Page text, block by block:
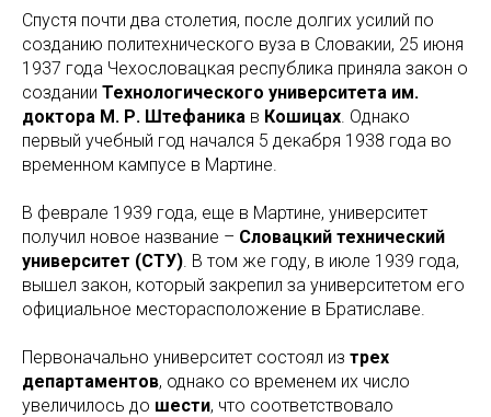
Спустя почти два столетия, после долгих усилий по
созданию политехнического вуза в Словакии, 25 июня
1937 года Чехословацкая республика приняла закон о
создании Технологического университета им.
доктора М. Р. Штефаника в Кошицах. Однако
первый учебный год начался 5 декабря 1938 года во
временном кампусе в Мартине.
В феврале 1939 года, еще в Мартине, университет
получил новое название – Словацкий технический
университет (СТУ). В том же году, в июле 1939 года,
вышел закон, который закрепил за университетом его
официальное месторасположение в Братиславе.
Первоначально университет состоял из трех
департаментов, однако со временем их число
увеличилось до шести, что соответствовало